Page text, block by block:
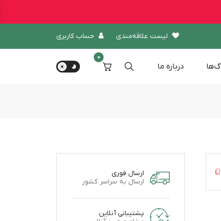
لیست علاقه‌مندی حساب کاربری
درباره‌ ما
0
ارسال فوری
ارسال به سراسر کشور
پشتیبانی آنلاین